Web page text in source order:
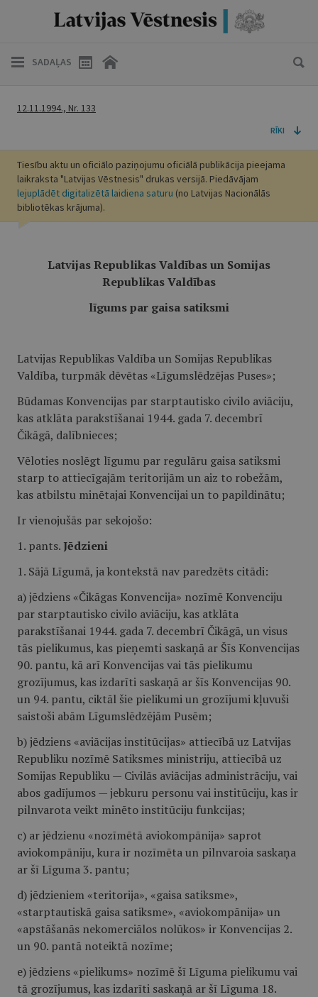
SADAĻAS
12.11.1994., Nr. 133
RĪKI
Tiesību aktu un oficiālo paziņojumu oficiālā publikācija pieejama
laikraksta "Latvijas Vēstnesis" drukas versijā. Piedāvājam
lejuplādēt digitalizētā laidiena saturu (no Latvijas Nacionālās
bibliotēkas krājuma).
Latvijas Republikas Valdības un Somijas
Republikas Valdības
līgums par gaisa satiksmi
Latvijas Republikas Valdība un Somijas Republikas
Valdība, turpmāk dēvētas «Līgumslēdzējas Puses»;
Būdamas Konvencijas par starptautisko civilo aviāciju,
kas atklāta parakstīšanai 1944. gada 7. decembrī
Čikāgā, dalībnieces;
Vēloties noslēgt līgumu par regulāru gaisa satiksmi
starp to attiecīgajām teritorijām un aiz to robežām,
kas atbilstu minētajai Konvencijai un to papildinātu;
Ir vienojušās par sekojošo:
1. pants. Jēdzieni
1. Sājā Līgumā, ja kontekstā nav paredzēts citādi:
a) jēdziens «Čikāgas Konvencija» nozīmē Konvenciju
par starptautisko civilo aviāciju, kas atklāta
parakstīšanai 1944. gada 7. decembrī Čikāgā, un visus
tās pielikumus, kas pieņemti saskaņā ar Šīs Konvencijas
90. pantu, kā arī Konvencijas vai tās pielikumu
grozījumus, kas izdarīti saskaņā ar šīs Konvencijas 90.
un 94. pantu, ciktāl šie pielikumi un grozījumi kļuvuši
saistoši abām Līgumslēdzējām Pusēm;
b) jēdziens «aviācijas institūcijas» attiecībā uz Latvijas
Republiku nozīmē Satiksmes ministriju, attiecībā uz
Somijas Republiku — Civilās aviācijas administrāciju, vai
abos gadījumos — jebkuru personu vai institūciju, kas ir
pilnvarota veikt minēto institūciju funkcijas;
c) ar jēdzienu «nozīmētā aviokompānija» saprot
aviokompāniju, kura ir nozīmēta un pilnvaroia saskaņa
ar šī Līguma 3. pantu;
d) jēdzieniem «teritorija», «gaisa satiksme»,
«starptautiskā gaisa satiksme», «aviokompānija» un
«apstāšanās nekomerciālos nolūkos» ir Konvencijas 2.
un 90. pantā noteiktā nozīme;
e) jēdziens «pielikums» nozīmē šī Līguma pielikumu vai
tā grozījumus, kas izdarīti saskaņā ar šī Līguma 18.